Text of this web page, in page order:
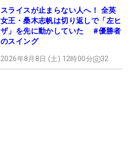
スライスが止まらない人へ！ 全英
女王・桑木志帆は切り返しで「左ヒ
ザ」を先に動かしていた #優勝者
のスイング
2026年8月8日 (土) 12時00分 32